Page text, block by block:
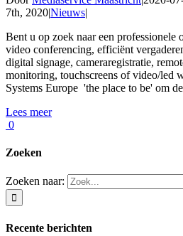
7th, 2020|Nieuws|
Bent u op zoek naar een professionele
video conferencing, efficiënt
digital signage, cameraregistratie,
monitoring, touchscreens of video/led
Systems Europe 'the place to be' om
Lees meer
0
Zoeken
Zoeken naar:
Recente berichten